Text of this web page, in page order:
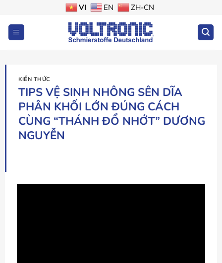
dung
VI EN ZH-CN
KIẾN THỨC
TIPS VỆ SINH NHÔNG SÊN DĨA
PHÂN KHỐI LỚN ĐÚNG CÁCH
CÙNG “THÁNH ĐỔ NHỚT” DƯƠNG
NGUYỄN